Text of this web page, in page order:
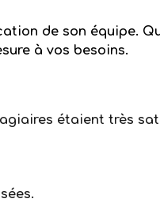
de son équipe.
à vos besoins.
étaient très